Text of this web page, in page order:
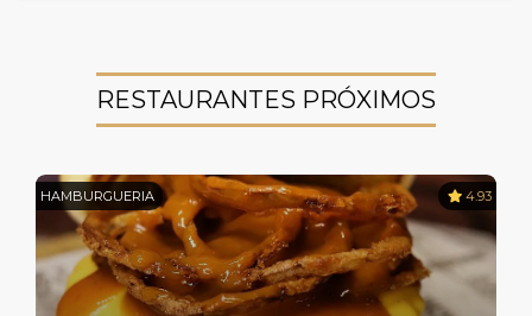
RESTAURANTES PRÓXIMOS
HAMBURGUERIA 4.93